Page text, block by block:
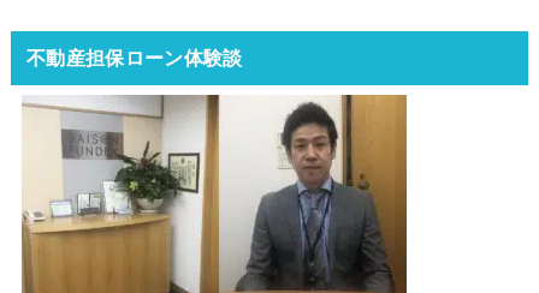
不動産担保ローン体験談